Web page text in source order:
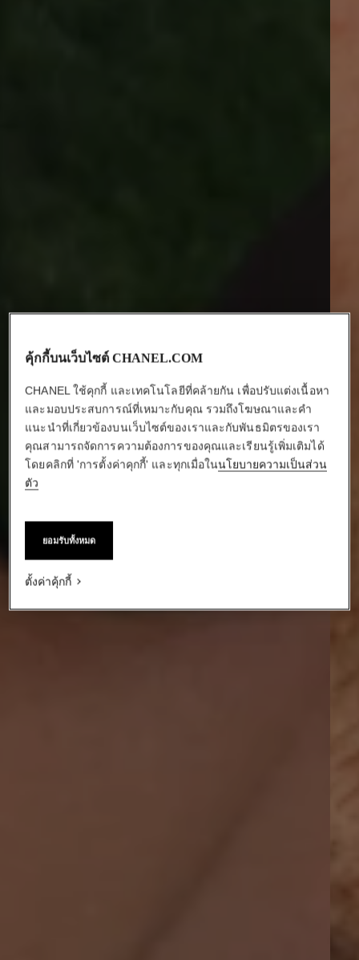
คุ้กกี้บนเว็บไซต์ CHANEL.COM
CHANEL ใช้คุกกี้ และเทคโนโลยีที่คล้ายกัน เพื่อปรับแต่งเนื้อหา
และมอบประสบการณ์ที่เหมาะกับคุณ รวมถึงโฆษณาและคำ
แนะนำที่เกี่ยวข้องบนเว็บไซต์ของเราและกับพันธมิตรของเรา
คุณสามารถจัดการความต้องการของคุณและเรียนรู้เพิ่มเติมได้
โดยคลิกที่ 'การตั้งค่าคุกกี้' และทุกเมื่อในนโยบายความเป็นส่วน
ตัว
ยอมรับทั้งหมด
ตั้งค่าคุ้กกี้